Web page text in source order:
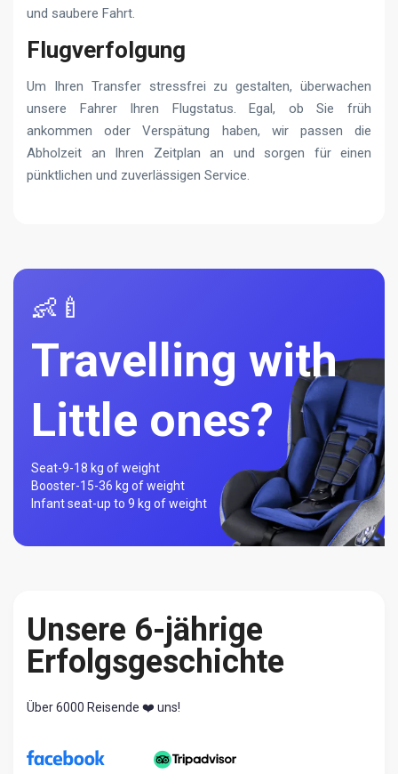
und saubere Fahrt.
Flugverfolgung
Um Ihren Transfer stressfrei zu gestalten, überwachen
unsere Fahrer Ihren Flugstatus. Egal, ob Sie früh
ankommen oder Verspätung haben, wir passen die
Abholzeit an Ihren Zeitplan an und sorgen für einen
pünktlichen und zuverlässigen Service.
👶🍼
Travelling with
Little ones?
Seat-9-18 kg of weight
Booster-15-36 kg of weight
Infant seat-up to 9 kg of weight
Unsere 6-jährige
Erfolgsgeschichte
Über 6000 Reisende ❤️ uns!